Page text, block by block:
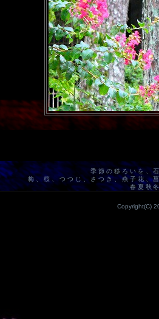
季節の移ろいを、
梅、桜、つつじ、さつき、燕子花、
春夏秋
Copyright(C)